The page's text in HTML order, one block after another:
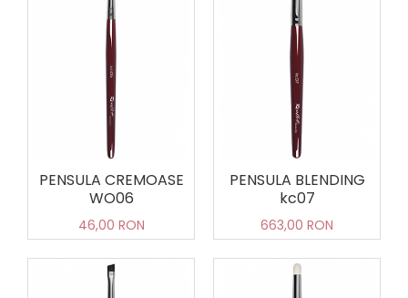
PENSULA CREMOASE
WO06
46,00 RON
PENSULA BLENDING
kc07
663,00 RON